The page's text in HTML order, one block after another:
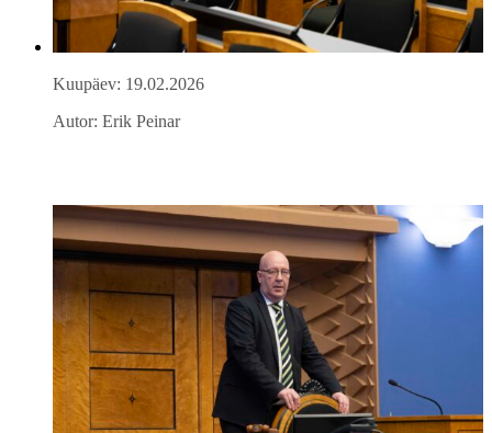
Kuupäev: 19.02.2026
Autor: Erik Peinar